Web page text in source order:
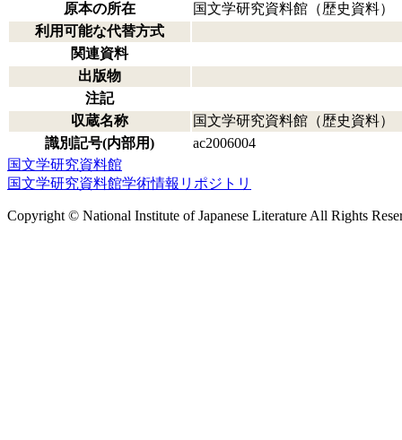
原本の所在
国文学研究資料館（歴史資料）
利用可能な代替方式
関連資料
出版物
注記
収蔵名称
国文学研究資料館（歴史資料）
識別記号(内部用)
ac2006004
国文学研究資料館
国文学研究資料館学術情報リポジトリ
Copyright © National Institute of Japanese Literature All Rights